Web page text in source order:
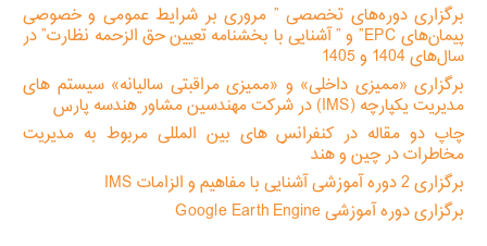
برگزاری دوره‌های تخصصی ” مروری بر شرایط عمومی و خصوصی
پیمان‌های EPC” و ” آشنایی با بخشنامه تعیین حق الزحمه نظارت” در
سال‌های 1404 و 1405
برگزاری «ممیزی داخلی» و «ممیزی مراقبتی سالیانه» سیستم های
مدیریت یکپارچه (IMS) در شرکت مهندسین مشاور هندسه پارس
چاپ دو مقاله در کنفرانس های بین المللی مربوط به مدیریت
مخاطرات در چین و هند
برگزاری 2 دوره آموزشی آشنایی با مفاهیم و الزامات IMS
برگزاری دوره آموزشی Google Earth Engine